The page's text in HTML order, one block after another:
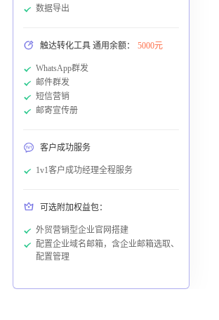
数据导出
触达转化工具 通用余额： 5000元
WhatsApp群发
邮件群发
短信营销
邮寄宣传册
客户成功服务
1v1客户成功经理全程服务
可选附加权益包：
外贸营销型企业官网搭建
配置企业域名邮箱，含企业邮箱选取、
配置管理